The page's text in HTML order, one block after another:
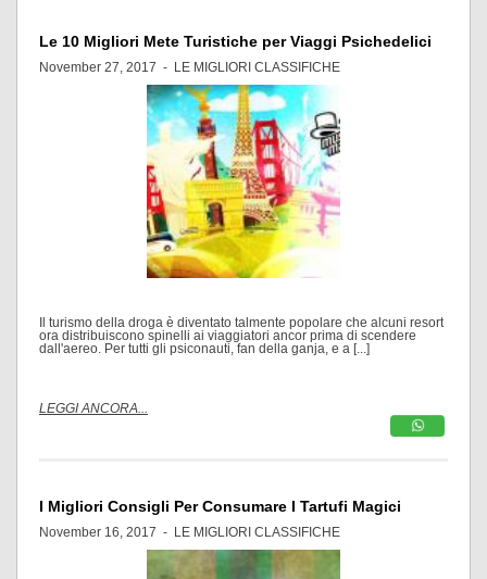
Le 10 Migliori Mete Turistiche per Viaggi Psichedelici
November 27, 2017 - LE MIGLIORI CLASSIFICHE
Il turismo della droga è diventato talmente popolare che alcuni resort
ora distribuiscono spinelli ai viaggiatori ancor prima di scendere
dall'aereo. Per tutti gli psiconauti, fan della ganja, e a [...]
LEGGI ANCORA...
I Migliori Consigli Per Consumare I Tartufi Magici
November 16, 2017 - LE MIGLIORI CLASSIFICHE